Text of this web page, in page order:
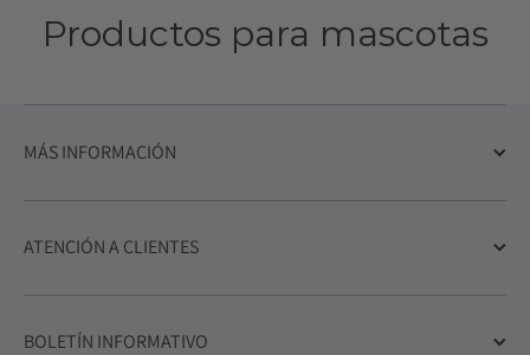
Productos para mascotas
MÁS INFORMACIÓN
ATENCIÓN A CLIENTES
BOLETÍN INFORMATIVO